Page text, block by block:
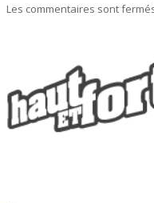
Les commentaires sont